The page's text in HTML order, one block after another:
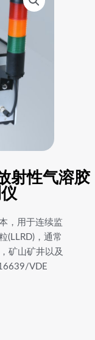
射性气溶胶
，用于连续监
(LLRD)，通常
矿山矿井以及
VDE